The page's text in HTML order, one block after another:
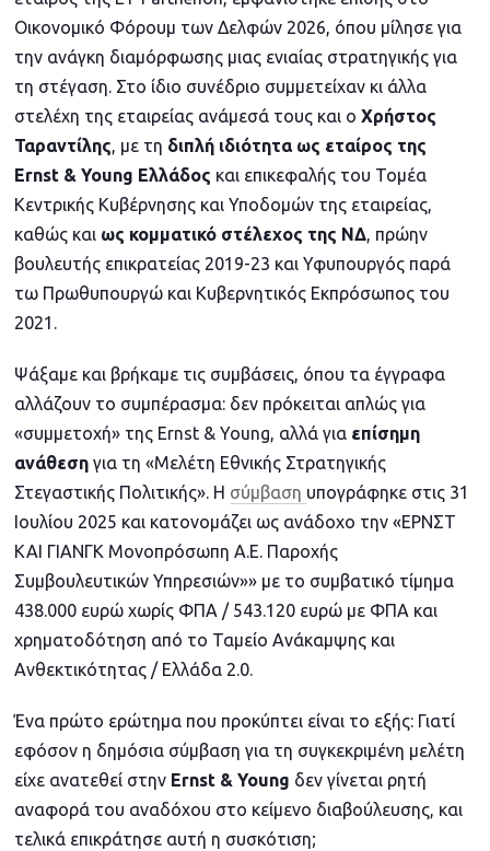
Οικονομικό Φόρουμ των Δελφών 2026, όπου μίλησε για
την ανάγκη διαμόρφωσης μιας ενιαίας στρατηγικής για
τη στέγαση. Στο ίδιο συνέδριο συμμετείχαν κι άλλα
στελέχη της εταιρείας ανάμεσά τους και ο Χρήστος
Ταραντίλης , με τη διπλή ιδιότητα ως εταίρος της
Ernst & Young Ελλάδος και επικεφαλής του Τομέα
Κεντρικής Κυβέρνησης και Υποδομών της εταιρείας,
καθώς και ως κομματικό στέλεχος της ΝΔ , πρώην
βουλευτής επικρατείας 2019-23 και Υφυπουργός παρά
τω Πρωθυπουργώ και Κυβερνητικός Εκπρόσωπος του
2021.
Ψάξαμε και βρήκαμε τις συμβάσεις, όπου τα έγγραφα
αλλάζουν το συμπέρασμα: δεν πρόκειται απλώς για
«συμμετοχή» της Ernst & Young, αλλά για επίσημη
ανάθεση για τη «Μελέτη Εθνικής Στρατηγικής
Στεγαστικής Πολιτικής». Η σύμβαση υπογράφηκε στις 31
Ιουλίου 2025 και κατονομάζει ως ανάδοχο την «ΕΡΝΣΤ
ΚΑΙ ΓΙΑΝΓΚ Μονοπρόσωπη Α.Ε. Παροχής
Συμβουλευτικών Υπηρεσιών»» με το συμβατικό τίμημα
438.000 ευρώ χωρίς ΦΠΑ / 543.120 ευρώ με ΦΠΑ και
χρηματοδότηση από το Ταμείο Ανάκαμψης και
Ανθεκτικότητας / Ελλάδα 2.0.
Ένα πρώτο ερώτημα που προκύπτει είναι το εξής: Γιατί
εφόσον η δημόσια σύμβαση για τη συγκεκριμένη μελέτη
είχε ανατεθεί στην Ernst &Young δεν γίνεται ρητή
αναφορά του αναδόχου στο κείμενο διαβούλευσης, και
τελικά επικράτησε αυτή η συσκότιση;